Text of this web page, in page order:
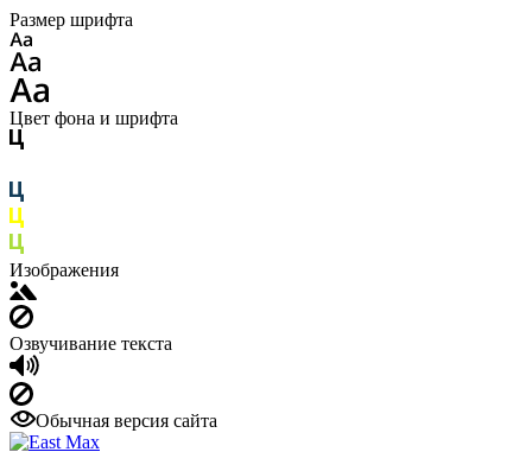
Размер шрифта
Цвет фона и шрифта
Изображения
Озвучивание текста
Обычная версия сайта